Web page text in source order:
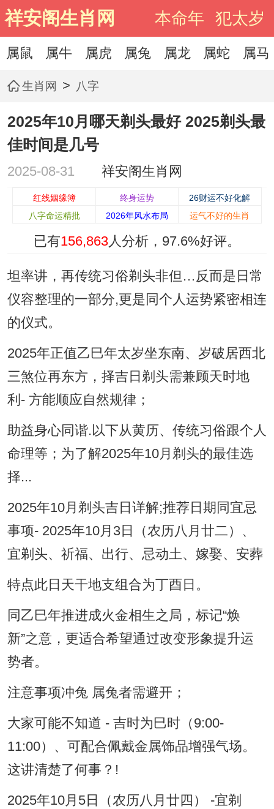
祥安阁生肖网 本命年 犯太岁
属鼠 属牛 属虎 属兔 属龙 属蛇 属马
生肖网 > 八字
2025年10月哪天剃头最好 2025剃头最
佳时间是几号
2025-08-31 祥安阁生肖网
红线姻缘簿 终身运势
26财运不好化解
八字命运精批
2026年风水布局 运气不好的生肖
已有156,863人分析， 97.6%好评。
坦率讲，再传统习俗剃头非但…反而是日常
仪容整理的一部分,更是同个人运势紧密相连
的仪式。
2025年正值乙巳年太岁坐东南、岁破居西北
三煞位再东方，择吉日剃头需兼顾天时地
利- 方能顺应自然规律；
助益身心同谐.以下从黄历、传统习俗跟个人
命理等；为了解2025年10月剃头的最佳选
择...
2025年10月剃头吉日详解;推荐日期同宜忌
事项- 2025年10月3日（农历八月廿二）、
宜剃头、祈福、出行、忌动土、嫁娶、安葬
特点此日天干地支组合为丁酉日。
同乙巳年推进成火金相生之局，标记“焕
新”之意，更适合希望通过改变形象提升运
势者。
注意事项冲兔 属兔者需避开；
大家可能不知道 - 吉时为巳时（9:00-
11:00）、可配合佩戴金属饰品增强气场。
这讲清楚了何事？!
2025年10月5日（农历八月廿四） -宜剃